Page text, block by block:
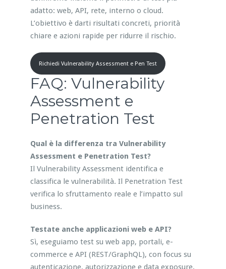
adatto: web, API, rete, interno o cloud.
L’obiettivo è darti risultati concreti, priorità
chiare e azioni rapide per ridurre il rischio.
Richiedi Vulnerability Assessment e Pen Test
FAQ: Vulnerability
Assessment e
Penetration Test
Qual è la differenza tra Vulnerability
Assessment e Penetration Test?
Il Vulnerability Assessment identifica e
classifica le vulnerabilità. Il Penetration Test
verifica lo sfruttamento reale e l’impatto sul
business.
Testate anche applicazioni web e API?
Sì, eseguiamo test su web app, portali, e-
commerce e API (REST/GraphQL), con focus su
autenticazione, autorizzazione e data exposure.